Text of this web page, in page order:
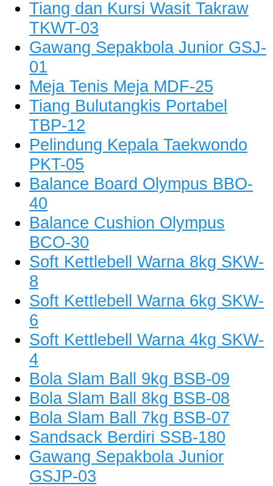
Tiang dan Kursi Wasit Takraw
TKWT-03
Gawang Sepakbola Junior GSJ-
01
Meja Tenis Meja MDF-25
Tiang Bulutangkis Portabel
TBP-12
Pelindung Kepala Taekwondo
PKT-05
Balance Board Olympus BBO-
40
Balance Cushion Olympus
BCO-30
Soft Kettlebell Warna 8kg SKW-
8
Soft Kettlebell Warna 6kg SKW-
6
Soft Kettlebell Warna 4kg SKW-
4
Bola Slam Ball 9kg BSB-09
Bola Slam Ball 8kg BSB-08
Bola Slam Ball 7kg BSB-07
Sandsack Berdiri SSB-180
Gawang Sepakbola Junior
GSJP-03